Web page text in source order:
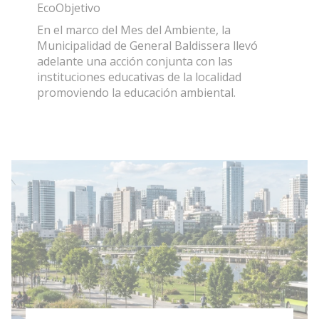
EcoObjetivo
En el marco del Mes del Ambiente, la
Municipalidad de General Baldissera llevó
adelante una acción conjunta con las
instituciones educativas de la localidad
promoviendo la educación ambiental.